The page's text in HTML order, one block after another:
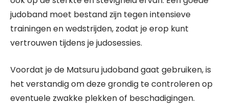
judoband moet bestand zijn tegen intensieve
trainingen en wedstrijden, zodat je erop kunt
vertrouwen tijdens je judosessies.
Voordat je de Matsuru judoband gaat gebruiken, is
het verstandig om deze grondig te controleren op
eventuele zwakke plekken of beschadigingen.